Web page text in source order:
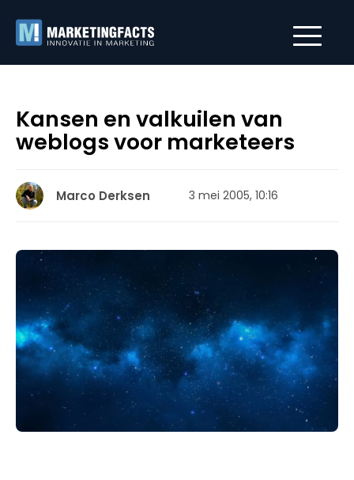
Kansen en valkuilen van
weblogs voor marketeers
Marco Derksen 3 mei 2005, 10:16